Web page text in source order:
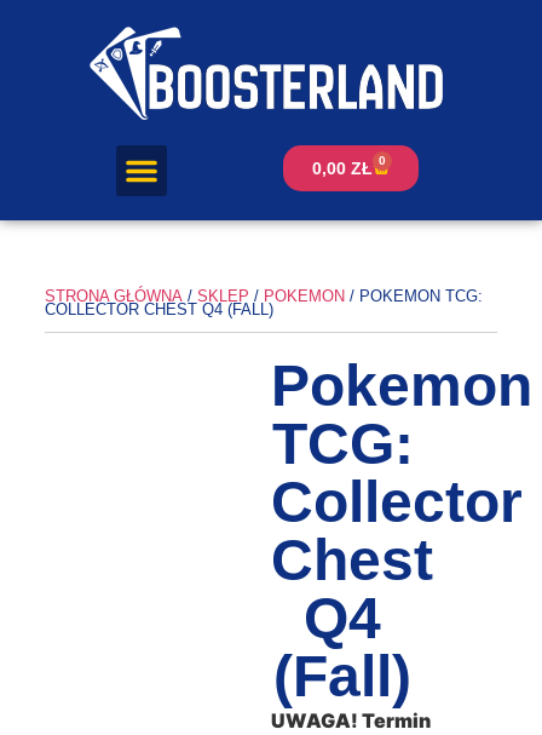
0,00 ZŁ 0
STRONA GŁÓWNA/ SKLEP / POKEMON / POKEMON TCG:
COLLECTOR CHEST Q4 (FALL)
Pokemon
TCG:
Collector
Chest
Q4
(Fall)
UWAGA! Termin